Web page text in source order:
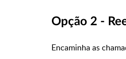
Opção 2 -
Encaminha as